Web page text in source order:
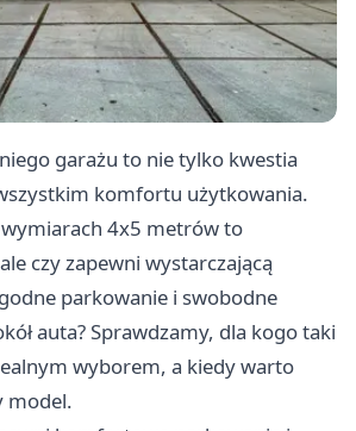
garażu to nie tylko kwestia
komfortu użytkowania.
wymiarach 4x5 metrów to
czy zapewni wystarczającą
parkowanie i swobodne
auta? Sprawdzamy, dla kogo taki
wyborem, a kiedy warto
model.